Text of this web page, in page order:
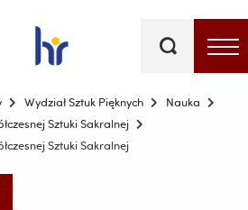
kluczowe
Wydział Sztuk Pięknych
Nauka
Sztuki Sakralnej
Sztuki Sakralnej